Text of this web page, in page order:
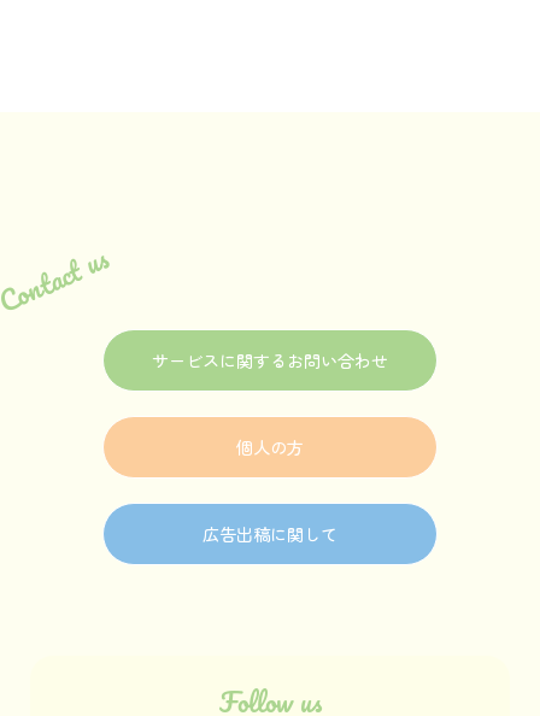
us
サービスに関するお問い合わせ
個人の方
広告出稿に関して
Follow us